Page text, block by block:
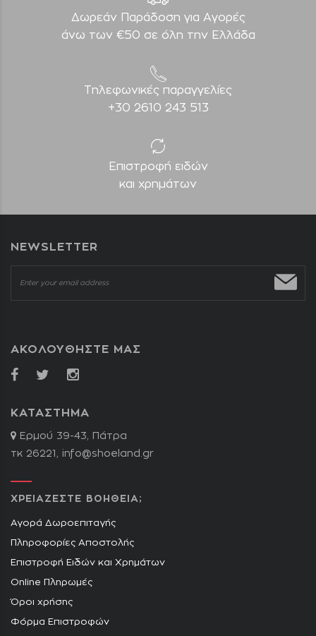
Δωρεάν Παράδοση για Aγορές
άνω των €50 σε όλη την Ελλάδα
Τηλεφωνικές παραγγελίες
+30 2610 243 513
Επιστροφή ειδών
και χρημάτων
NEWSLETTER
ΑΚΟΛΟΥΘΗΣΤΕ ΜΑΣ
ΚΑΤΑΣΤΗΜΑ
Ερμού 39-43, Πάτρα
τκ 26221, info@shoeland.gr
ΧΡΕΙΑΖΕΣΤΕ ΒΟΗΘΕΙΑ;
Αγορά Δωροεπιταγής
Πληροφορίες Αποστολής
Επιστροφή Ειδών και Χρημάτων
Online Πληρωμές
Όροι χρήσης
Φόρμα Επιστροφών